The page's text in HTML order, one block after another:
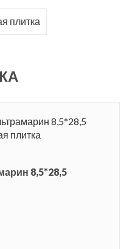
плитка
8,5*28,5